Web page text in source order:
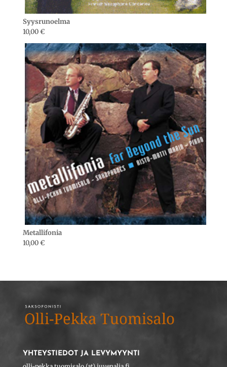
Syysrunoelma
10,00€
Metallifonia
10,00€
YHTEYSTIEDOT JA LEVYMYYNTI